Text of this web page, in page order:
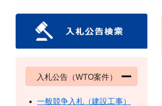
入札公告（WTO案件）
一般競争入札（建設工事）